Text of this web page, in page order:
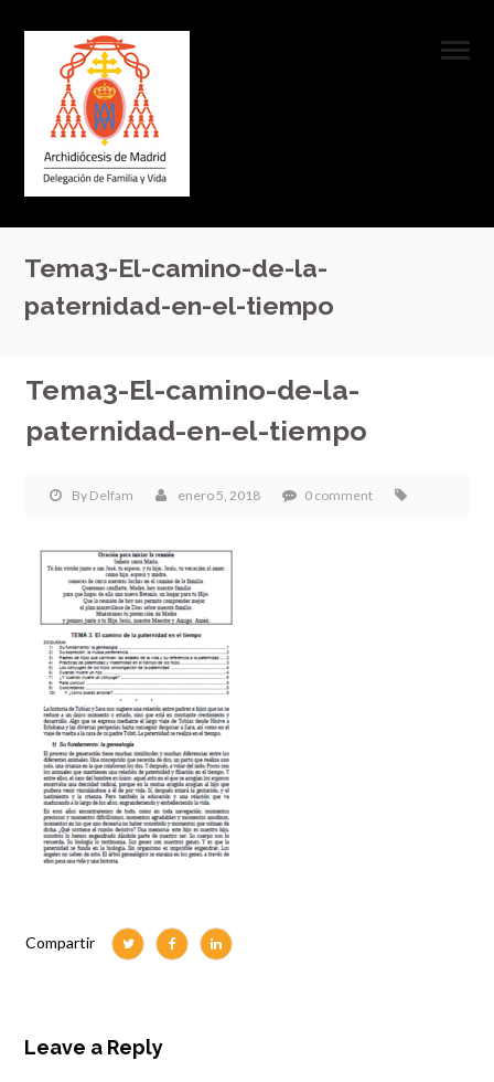
Tema3-El-camino-de-la-
paternidad-en-el-tiempo
Tema3-El-camino-de-la-
paternidad-en-el-tiempo
By Delfam enero 5, 2018 0 comment
Compartir
Leave a Reply